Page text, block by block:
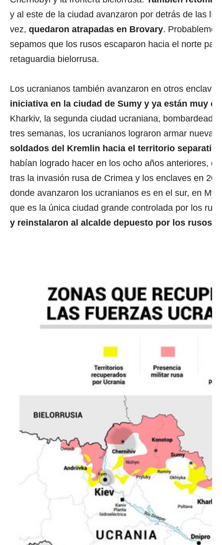
y al este de la ciudad avanzaron por detrás de las
vez, quedaron atrapadas en Brovary.
sepamos que los rusos escaparon hacia el norte
retaguardia bielorrusa.
Los ucranianos también avanzaron en otros
iniciativa en la ciudad de Sumy y ya están muy
Kharkiv, la segunda ciudad ucraniana,
tres semanas, los ucranianos lograron armar
soldados del Kremlin hacia el territorio
habían logrado hacer en los ocho años anteriores,
tras la invasión rusa de Crimea y los enclaves en
donde avanzaron los ucranianos es en el sur, en
que es la única ciudad grande controlada por los
y reinstalaron al alcalde depuesto por los rusos.